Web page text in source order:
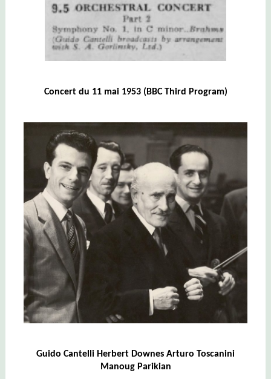
Concert du 11 mai 1953 (BBC Third Program)
Guido Cantelli Herbert Downes Arturo Toscanini
Manoug Parikian